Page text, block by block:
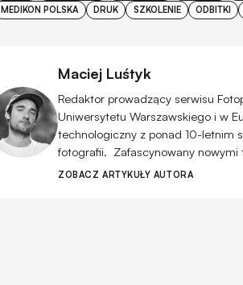
MEDIKON POLSKA
DRUK SZKOLENIE ODBITKI
Maciej Luśtyk
Redaktor prowadzący serwisu
Uniwersytetu Warszawskiego i w
technologiczny z ponad 10-letnim
fotografii. Zafascynowany
ZOBACZ ARTYKUŁY AUTORA